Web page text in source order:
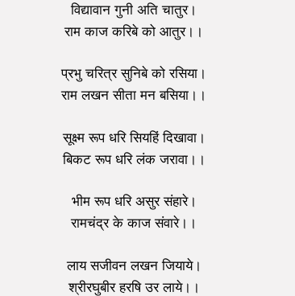
विद्यावान गुनी अति चातुर।
राम काज करिबे को आतुर।।
प्रभु चरित्र सुनिबे को रसिया।
राम लखन सीता मन बसिया।।
सूक्ष्म रूप धरि सियहिं दिखावा।
बिकट रूप धरि लंक जरावा।।
भीम रूप धरि असुर संहारे।
रामचंद्र के काज संवारे।।
लाय सजीवन लखन जियाये।
श्रीरघुबीर हरषि उर लाये।।